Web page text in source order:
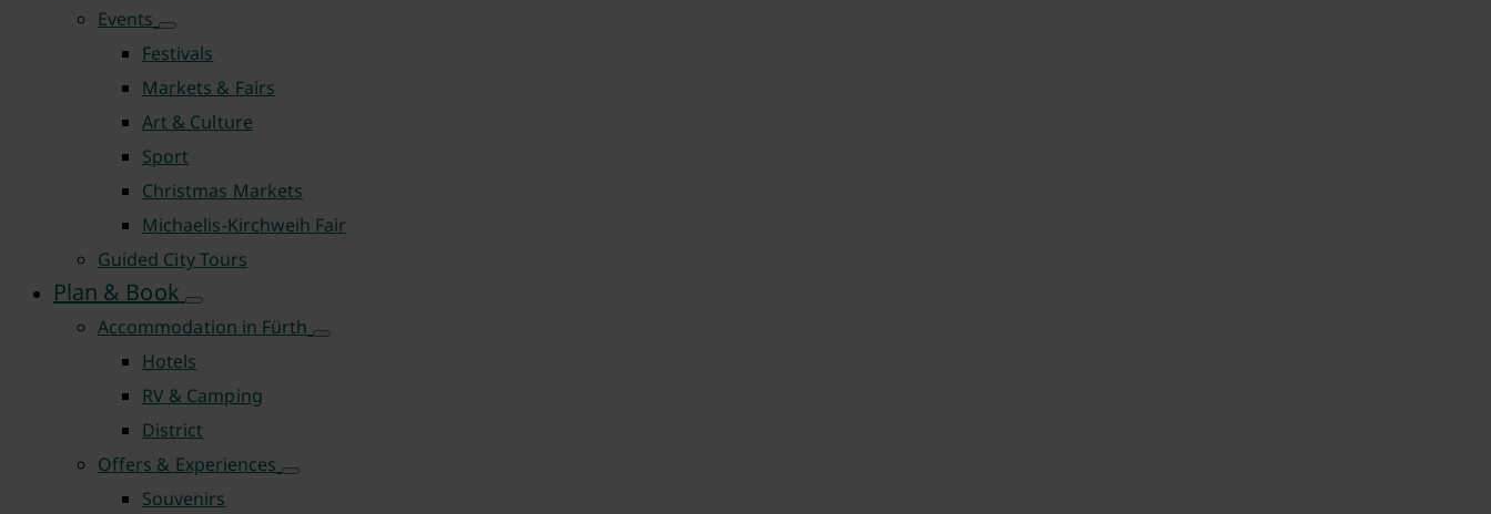
Events
Festivals
Markets & Fairs
Art & Culture
Sport
Christmas Markets
Michaelis-Kirchweih Fair
Guided City Tours
Plan & Book
Accommodation in Fürth
Hotels
RV & Camping
District
Offers & Experiences
Souvenirs